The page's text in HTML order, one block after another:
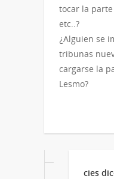
tocar la parte
etc..?
¿Alguien se
tribunas
cargarse la
Lesmo?
cies